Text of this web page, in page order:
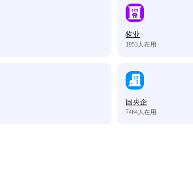
物业
1953 人在用
国央企
7464 人在用